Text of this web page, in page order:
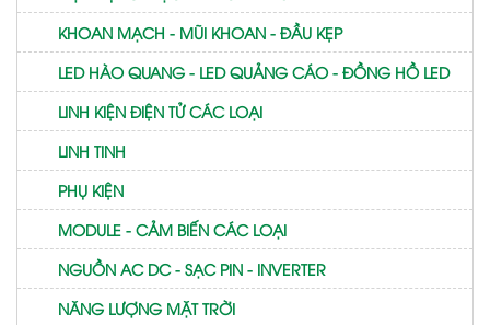
KHOAN MẠCH - MŨI KHOAN - ĐẦU KẸP
LED HÀO QUANG - LED QUẢNG CÁO - ĐỒNG HỒ LED
LINH KIỆN ĐIỆN TỬ CÁC LOẠI
LINH TINH
PHỤ KIỆN
MODULE - CẢM BIẾN CÁC LOẠI
NGUỒN AC DC - SẠC PIN - INVERTER
NĂNG LƯỢNG MẶT TRỜI